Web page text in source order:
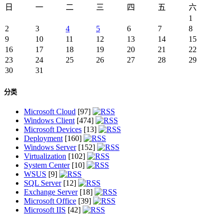
日
一 二 三 四 五
六
1
2
3 4 5 6 7
8
9
10 11 12 13 14
15
16
17 18 19 20 21
22
23
24 25 26 27 28
29
30
31
分类
Microsoft Cloud [97]
Windows Client[474]
Microsoft Devices [13]
Deployment[160]
Windows Server[152]
Virtualization [102]
System Center[10]
WSUS [9]
SQL Server[12]
Exchange Server[18]
Microsoft Office [39]
Microsoft IIS [42]